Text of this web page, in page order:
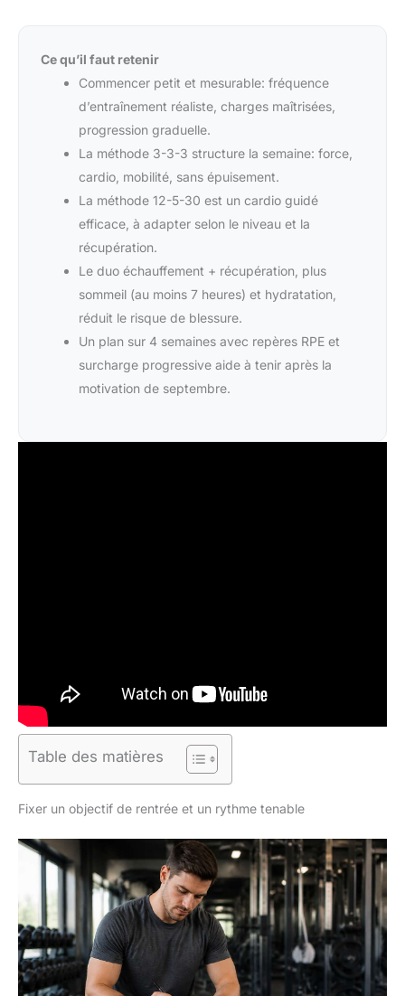
Ce qu’il faut retenir
Commencer petit et mesurable: fréquence
d’entraînement réaliste, charges maîtrisées,
progression graduelle.
La méthode 3-3-3 structure la semaine: force,
cardio, mobilité, sans épuisement.
La méthode 12-5-30 est un cardio guidé
efficace, à adapter selon le niveau et la
récupération.
Le duo échauffement + récupération, plus
sommeil (au moins 7 heures) et hydratation,
réduit le risque de blessure.
Un plan sur 4 semaines avec repères RPE et
surcharge progressive aide à tenir après la
motivation de septembre.
Table des matières
Fixer un objectif de rentrée et un rythme tenable